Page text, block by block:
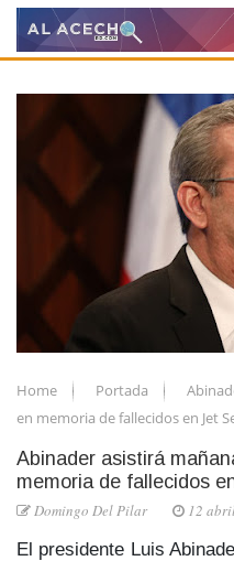
Home Portada
en memoria de fallecidos en Jet
Abinader asistirá
memoria de fallecidos
Domingo Del Pilar 12
El presidente Luis